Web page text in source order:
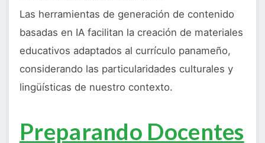
Las herramientas de generación de contenido
basadas en IA facilitan la creación de materiales
educativos adaptados al currículo panameño,
considerando las particularidades culturales y
lingüísticas de nuestro contexto.
Preparando Docentes